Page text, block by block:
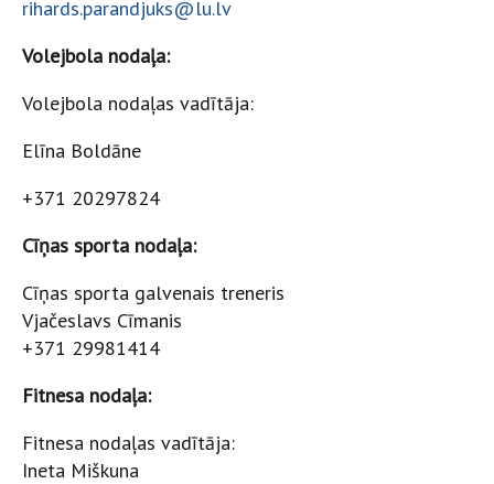
rihards.parandjuks@lu.lv
Volejbola nodaļa:
Volejbola nodaļas vadītāja:
Elīna Boldāne
+371 20297824
Cīņas sporta nodaļa:
Cīņas sporta galvenais treneris
Vjačeslavs Cīmanis
+371 29981414
Fitnesa nodaļa:
Fitnesa nodaļas vadītāja:
Ineta Miškuna